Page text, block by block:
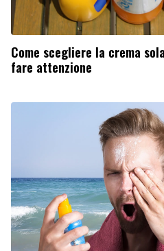
Come scegliere la crema
fare attenzione